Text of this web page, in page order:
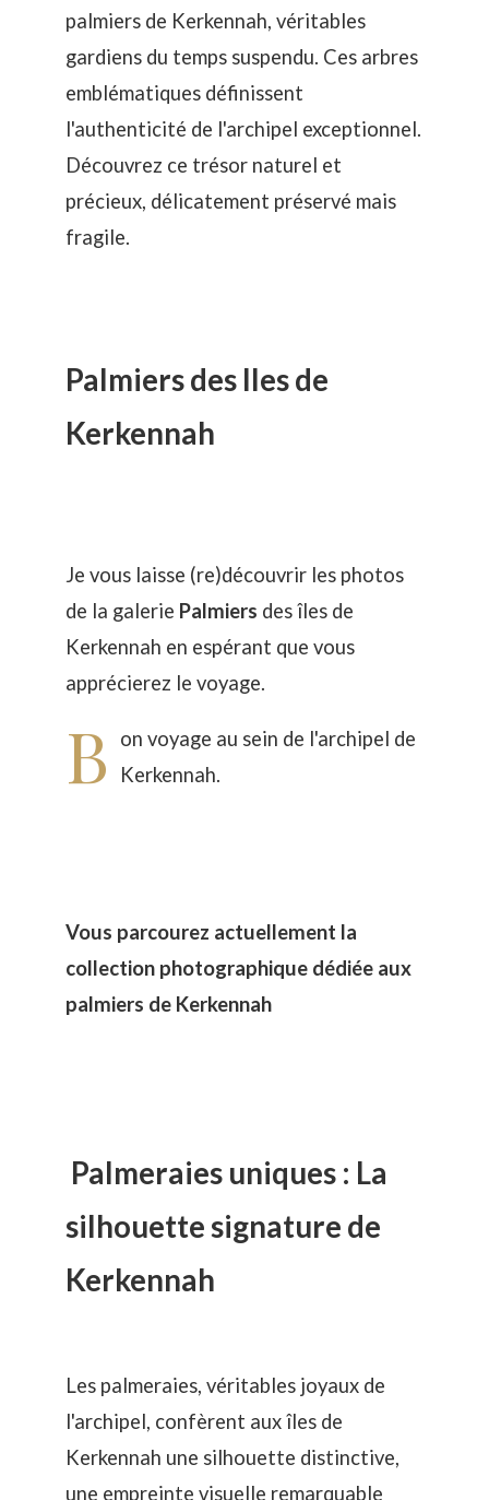
palmiers de Kerkennah, véritables
gardiens du temps suspendu. Ces arbres
emblématiques définissent
l'authenticité de l'archipel exceptionnel.
Découvrez ce trésor naturel et
précieux, délicatement préservé mais
fragile.
Palmiers des Iles de
Kerkennah
Je vous laisse (re)découvrir les photos
de la galerie Palmiers des îles de
Kerkennah en espérant que vous
apprécierez le voyage.
B
on voyage au sein de l'archipel de
Kerkennah.
Vous parcourez actuellement la
collection photographique dédiée aux
palmiers de Kerkennah
Palmeraies uniques : La
silhouette signature de
Kerkennah
Les palmeraies, véritables joyaux de
l'archipel, confèrent aux îles de
Kerkennah une silhouette distinctive,
une empreinte visuelle remarquable